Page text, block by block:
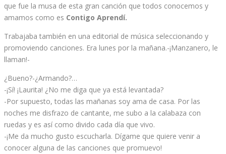
que fue la musa de esta gran canción que todos conocemos y
amamos como es Contigo Aprendí.
Trabajaba también en una editorial de música seleccionando y
promoviendo canciones. Era lunes por la mañana.-¡Manzanero, le
llaman!-
¿Bueno?-¿Armando?…
-¡Sí! ¡Laurita! ¿No me diga que ya está levantada?
-Por supuesto, todas las mañanas soy ama de casa. Por las
noches me disfrazo de cantante, me subo a la calabaza con
ruedas y es así como divido cada día que vivo.
-¡Me da mucho gusto escucharla. Dígame que quiere venir a
conocer alguna de las canciones que promuevo!